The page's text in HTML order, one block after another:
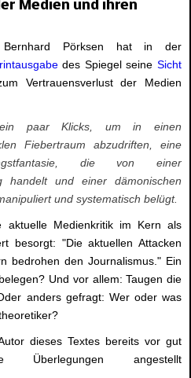
Medien und ihren
Bernhard Pörksen hat in der
des Spiegel seine Sicht
Vertrauensverlust der Medien
paar Klicks, um in einen
Fiebertraum abzudriften, eine
die von einer
handelt und einer dämonischen
und systematisch belügt.
aktuelle Medienkritik im Kern als
besorgt: "Die aktuellen Attacken
bedrohen den Journalismus." Ein
Und vor allem: Taugen die
anders gefragt: Wer oder was
dieses Textes bereits vor gut
angestellt